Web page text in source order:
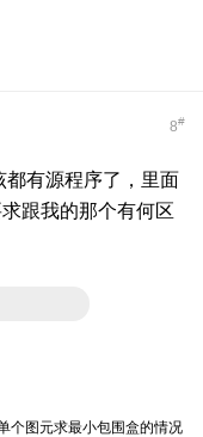
8#
都有源程序了，里面
跟我的那个有何区
个图元求最小包围盒的情况